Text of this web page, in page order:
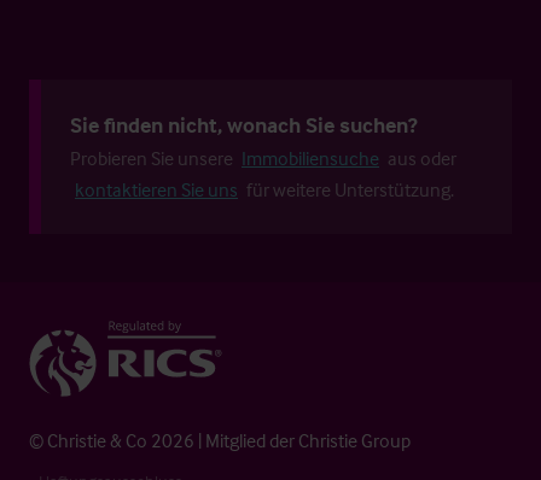
Sie finden nicht, wonach Sie suchen?
Probieren Sie unsere Immobiliensuche aus oder
kontaktieren Sie uns für weitere Unterstützung.
© Christie & Co 2026 | Mitglied der Christie Group